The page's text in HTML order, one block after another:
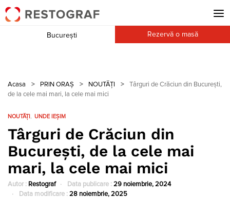
București Rezervă o masă
Acasa > PRIN ORAȘ > NOUTĂȚI >
Târguri de Crăciun din Bucureşti,
de la cele mai mari, la cele mai mici
NOUTĂȚI UNDE IEȘIM
Târguri de Crăciun din
Bucureşti, de la cele mai
mari, la cele mai mici
Autor : Restograf Data publicare : 29 noiembrie, 2024
Data modificare : 28 noiembrie, 2025